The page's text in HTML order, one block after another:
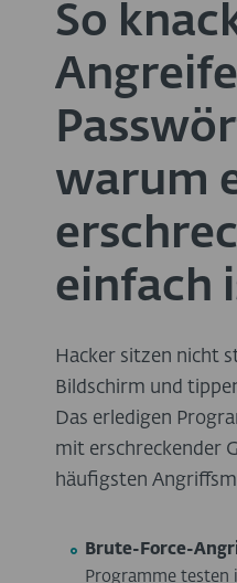
So
warum
einfach
Hacker sitzen nicht
Bildschirm und
Das erledigen
mit erschreckender
häufigsten
Brute-Force-
Programme